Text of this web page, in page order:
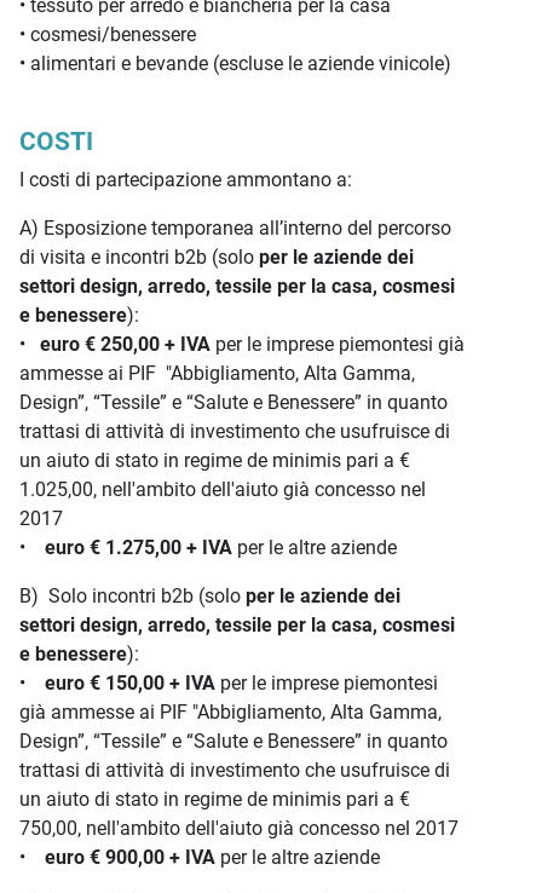
• tessuto per arredo e biancheria per la casa
• cosmesi/benessere
• alimentari e bevande (escluse le aziende vinicole)
COSTI
I costi di partecipazione ammontano a:
A) Esposizione temporanea all’interno del percorso
di visita e incontri b2b (solo per le aziende dei
settori design, arredo, tessile per la casa, cosmesi
e benessere):
• euro € 250,00 + IVA per le imprese piemontesi già
ammesse ai PIF "Abbigliamento, Alta Gamma,
Design”, “Tessile” e “Salute e Benessere” in quanto
trattasi di attività di investimento che usufruisce di
un aiuto di stato in regime de minimis pari a €
1.025,00, nell'ambito dell'aiuto già concesso nel
2017
• euro € 1.275,00 + IVA per le altre aziende
B) Solo incontri b2b (solo per le aziende dei
settori design, arredo, tessile per la casa, cosmesi
e benessere):
• euro € 150,00 + IVA per le imprese piemontesi
già ammesse ai PIF "Abbigliamento, Alta Gamma,
Design”, “Tessile” e “Salute e Benessere” in quanto
trattasi di attività di investimento che usufruisce di
un aiuto di stato in regime de minimis pari a €
750,00, nell'ambito dell'aiuto già concesso nel 2017
• euro € 900,00 + IVA per le altre aziende